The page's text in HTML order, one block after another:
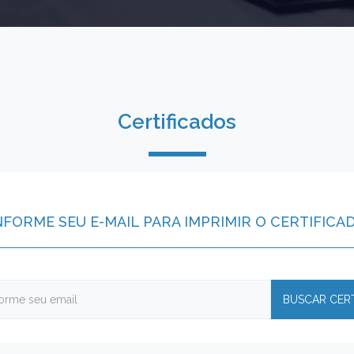
Certificados
SEU E-MAIL PARA IMPRIMIR O